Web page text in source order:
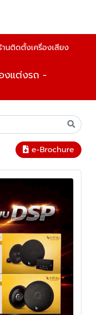
านติดตั้งเครื่องเสียง
งแต่งรถ -
e-Brochure